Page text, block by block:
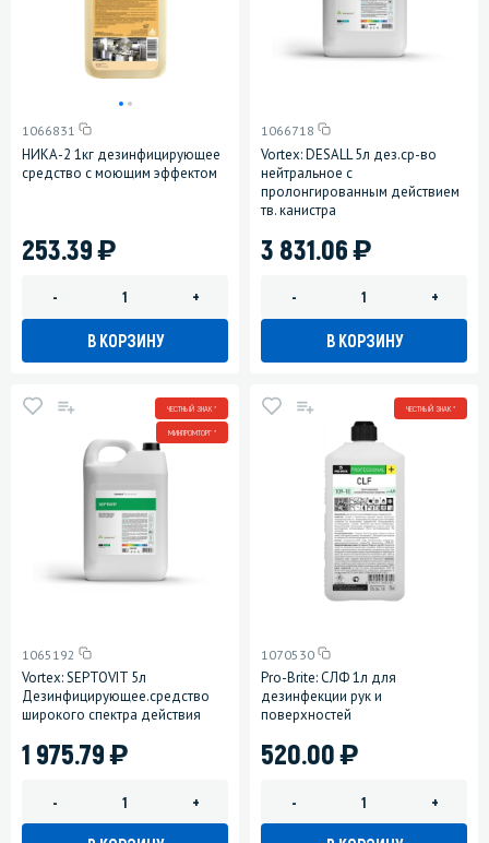
1066831
НИКА-2 1кг дезинфицирующее
средство с моющим эффектом
253.39)
- +
В КОРЗИНУ
1066718
Vortex: DESALL 5л дез.ср-во
нейтральное с
пролонгированным действием
тв. канистра
3 831.06)
- +
В КОРЗИНУ
ЧЕСТНЫЙ ЗНАК *
МИНПРОМТОРГ *
1065192
Vortex: SEPTOVIT 5л
Дезинфицирующее.средство
широкого спектра действия
1 975.79)
- +
ЧЕСТНЫЙ ЗНАК *
1070530
Pro-Brite: СЛФ 1л для
дезинфекции рук и
поверхностей
520.00)
- +